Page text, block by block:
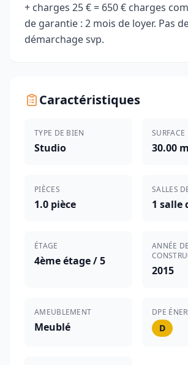
+ charges 25 € = 650 € charges
de garantie : 2 mois de loyer. Pas
démarchage svp.
Caractéristiques
TYPE DE BIEN
Studio
SURFACE
30.00
PIÈCES
1.0 pièce
SALLES
1 salle
ÉTAGE
4ème étage / 5
ANNÉE DE
2015
AMEUBLEMENT
Meublé
DPE
D